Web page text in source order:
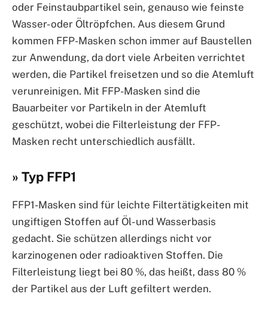
oder Feinstaubpartikel sein, genauso wie feinste
Wasser- oder Öltröpfchen. Aus diesem Grund
kommen FFP-Masken schon immer auf Baustellen
zur Anwendung, da dort viele Arbeiten verrichtet
werden, die Partikel freisetzen und so die Atemluft
verunreinigen. Mit FFP-Masken sind die
Bauarbeiter vor Partikeln in der Atemluft
geschützt, wobei die Filterleistung der FFP-
Masken recht unterschiedlich ausfällt.
» Typ FFP1
FFP1-Masken sind für leichte Filtertätigkeiten mit
ungiftigen Stoffen auf Öl- und Wasserbasis
gedacht. Sie schützen allerdings nicht vor
karzinogenen oder radioaktiven Stoffen. Die
Filterleistung liegt bei 80 %, das heißt, dass 80 %
der Partikel aus der Luft gefiltert werden.